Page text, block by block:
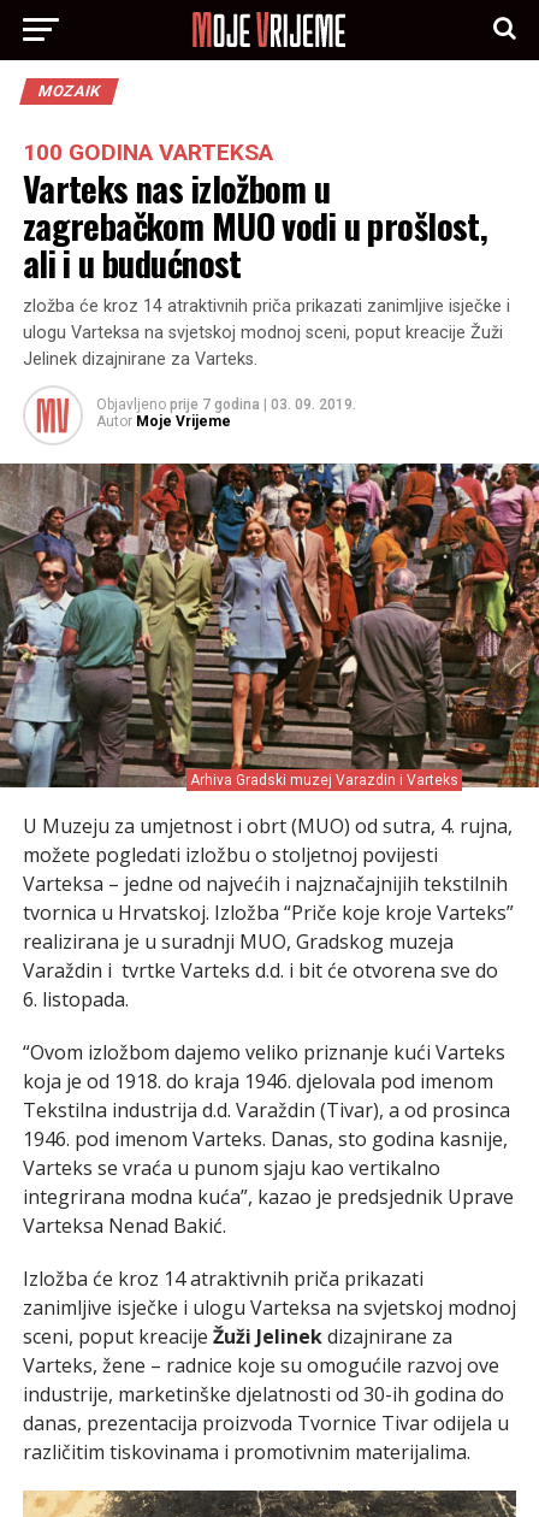
MOZAIK
100 GODINA VARTEKSA
Varteks nas izložbom u
zagrebačkom MUO vodi u prošlost,
ali i u budućnost
zložba će kroz 14 atraktivnih priča prikazati zanimljive isječke i
ulogu Varteksa na svjetskoj modnoj sceni, poput kreacije Žuži
Jelinek dizajnirane za Varteks.
Objavljeno prije 7 godina
03. 09. 2019.
Autor Moje Vrijeme
Arhiva Gradski muzej Varazdin i Varteks
U Muzeju za umjetnost i obrt (MUO) od sutra, 4. rujna,
možete pogledati izložbu o stoljetnoj povijesti
Varteksa – jedne od najvećih i najznačajnijih tekstilnih
tvornica u Hrvatskoj. Izložba “Priče koje kroje Varteks”
realizirana je u suradnji MUO, Gradskog muzeja
Varaždin i tvrtke Varteks d.d. i bit će otvorena sve do
6. listopada.
“Ovom izložbom dajemo veliko priznanje kući Varteks
koja je od 1918. do kraja 1946. djelovala pod imenom
Tekstilna industrija d.d. Varaždin (Tivar), a od prosinca
1946. pod imenom Varteks. Danas, sto godina kasnije,
Varteks se vraća u punom sjaju kao vertikalno
integrirana modna kuća”, kazao je predsjednik Uprave
Varteksa Nenad Bakić.
Izložba će kroz 14 atraktivnih priča prikazati
zanimljive isječke i ulogu Varteksa na svjetskoj modnoj
sceni, poput kreacije Žuži Jelinekdizajnirane za
Varteks, žene – radnice koje su omogućile razvoj ove
industrije, marketinške djelatnosti od 30-ih godina do
danas, prezentacija proizvoda Tvornice Tivar odijela u
različitim tiskovinama i promotivnim materijalima.